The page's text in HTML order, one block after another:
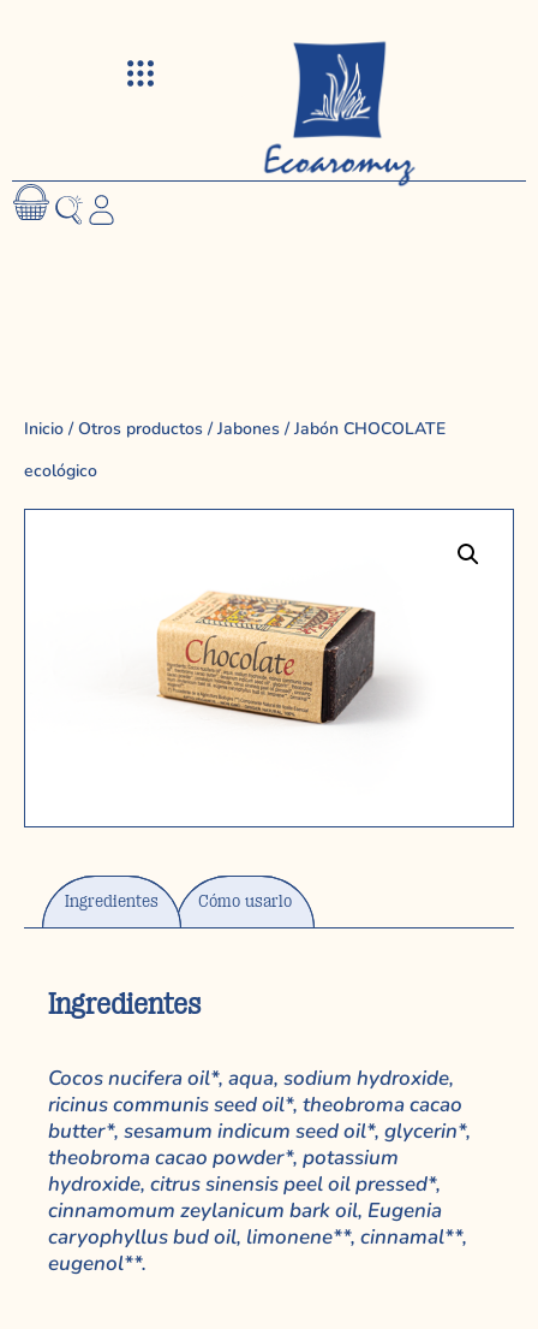
Inicio /Otros productos /Jabones / Jabón CHOCOLATE
ecológico
Ingredientes Cómo usarlo
Ingredientes
Cocos nucifera oil*, aqua, sodium hydroxide,
ricinus communis seed oil*, theobroma cacao
butter*, sesamum indicum seed oil*, glycerin*,
theobroma cacao powder*, potassium
hydroxide, citrus sinensis peel oil pressed*,
cinnamomum zeylanicum bark oil, Eugenia
caryophyllus bud oil, limonene**, cinnamal**,
eugenol**.